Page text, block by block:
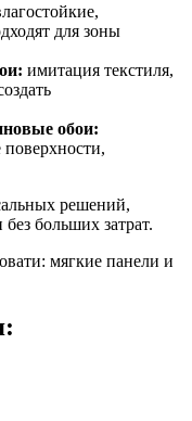
для зоны
имитация текстиля,
обои:
решений,
больших затрат.